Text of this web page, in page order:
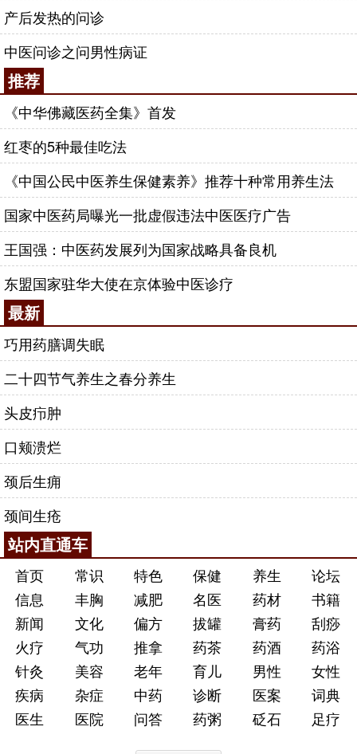
产后发热的问诊
中医问诊之问男性病证
推荐
《中华佛藏医药全集》首发
红枣的5种最佳吃法
《中国公民中医养生保健素养》推荐十种常用养生法
国家中医药局曝光一批虚假违法中医医疗广告
王国强：中医药发展列为国家战略具备良机
东盟国家驻华大使在京体验中医诊疗
最新
巧用药膳调失眠
二十四节气养生之春分养生
头皮疖肿
口颊溃烂
颈后生痈
颈间生疮
站内直通车
首页 常识 特色 保健 养生
论坛
信息
丰胸 减肥 名医 药材
书籍
新闻
文化 偏方 拔罐 膏药
刮痧
火疗
气功 推拿 药茶 药酒
药浴
针灸
美容 老年 育儿 男性
女性
疾病
杂症 中药 诊断 医案
词典
医生
医院 问答 药粥 砭石 足疗